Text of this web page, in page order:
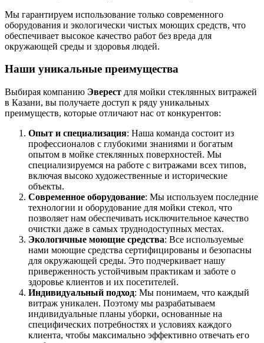
Мы гарантируем использование только современного
оборудования и экологически чистых моющих средств, что
обеспечивает высокое качество работ без вреда для
окружающей среды и здоровья людей.
Наши уникальные преимущества
Выбирая компанию Эверест для мойки стеклянных витражей
в Казани, вы получаете доступ к ряду уникальных
преимуществ, которые отличают нас от конкурентов:
Опыт и специализация: Наша команда состоит из
профессионалов с глубокими знаниями и богатым
опытом в мойке стеклянных поверхностей. Мы
специализируемся на работе с витражами всех типов,
включая высоко художественные и исторические
объекты.
Современное оборудование: Мы используем последние
технологии и оборудование для мойки стекол, что
позволяет нам обеспечивать исключительное качество
очистки даже в самых труднодоступных местах.
Экологичные моющие средства: Все используемые
нами моющие средства сертифицированы и безопасны
для окружающей среды. Это подчеркивает нашу
приверженность устойчивым практикам и заботе о
здоровье клиентов и их посетителей.
Индивидуальный подход: Мы понимаем, что каждый
витраж уникален. Поэтому мы разрабатываем
индивидуальные планы уборки, основанные на
специфических потребностях и условиях каждого
клиента, чтобы максимально эффективно отвечать его